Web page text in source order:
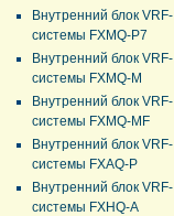
Внутренний блок VRF-
системы FXMQ-P7
Внутренний блок VRF-
системы FXMQ-M
Внутренний блок VRF-
системы FXMQ-MF
Внутренний блок VRF-
системы FXAQ-P
Внутренний блок VRF-
системы FXHQ-A